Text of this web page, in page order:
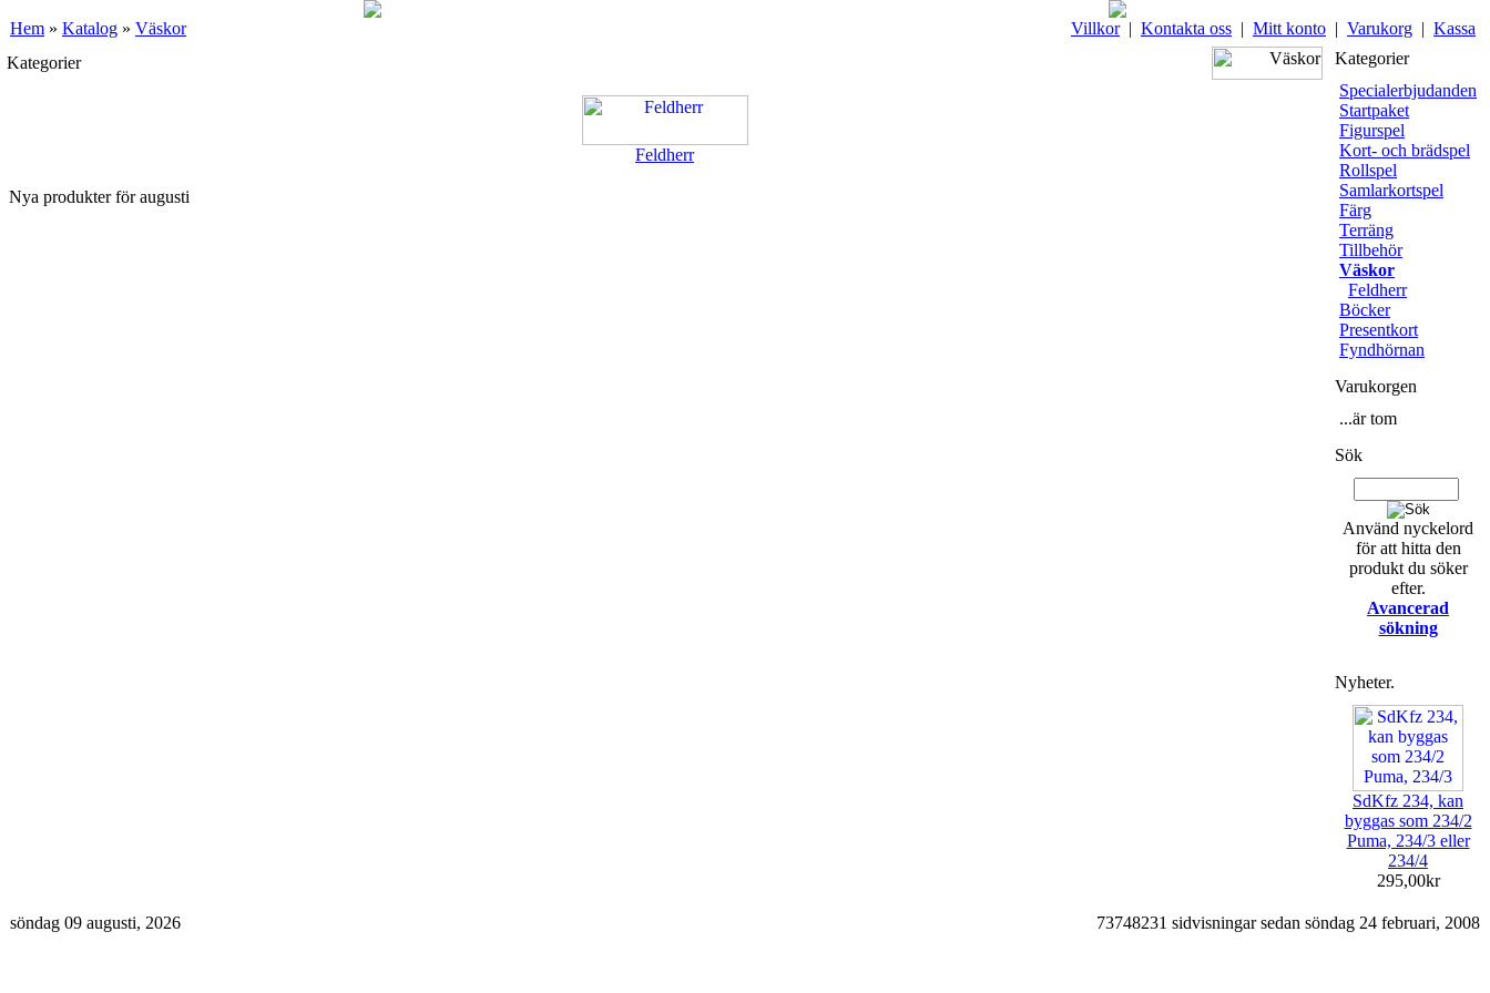
Hem » Katalog » Väskor Villkor| Kontakta oss | Mitt konto | Varukorg | Kassa
Kategorier
Feldherr
Nya produkter för augusti
Kategorier
Specialerbjudanden
Startpaket
Figurspel
Kort- och brädspel
Rollspel
Samlarkortspel
Färg
Terräng
Tillbehör
Väskor
Feldherr
Böcker
Presentkort
Fyndhörnan
Varukorgen
...är tom
Sök
Använd nyckelord
för att hitta den
produkt du söker
efter.
Avancerad
sökning
Nyheter.
SdKfz 234, kan
byggas som 234/2
Puma, 234/3 eller
234/4
295,00kr
söndag 09 augusti, 2026 73748231 sidvisningar sedan söndag 24 februari, 2008